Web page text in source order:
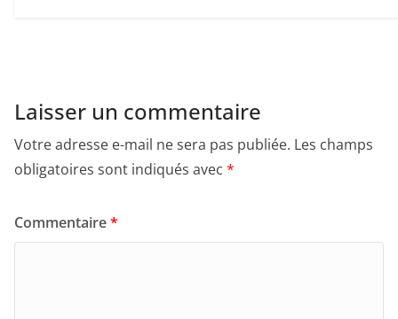
Laisser un commentaire
Votre adresse e-mail ne sera pas publiée. Les champs
obligatoires sont indiqués avec *
Commentaire*